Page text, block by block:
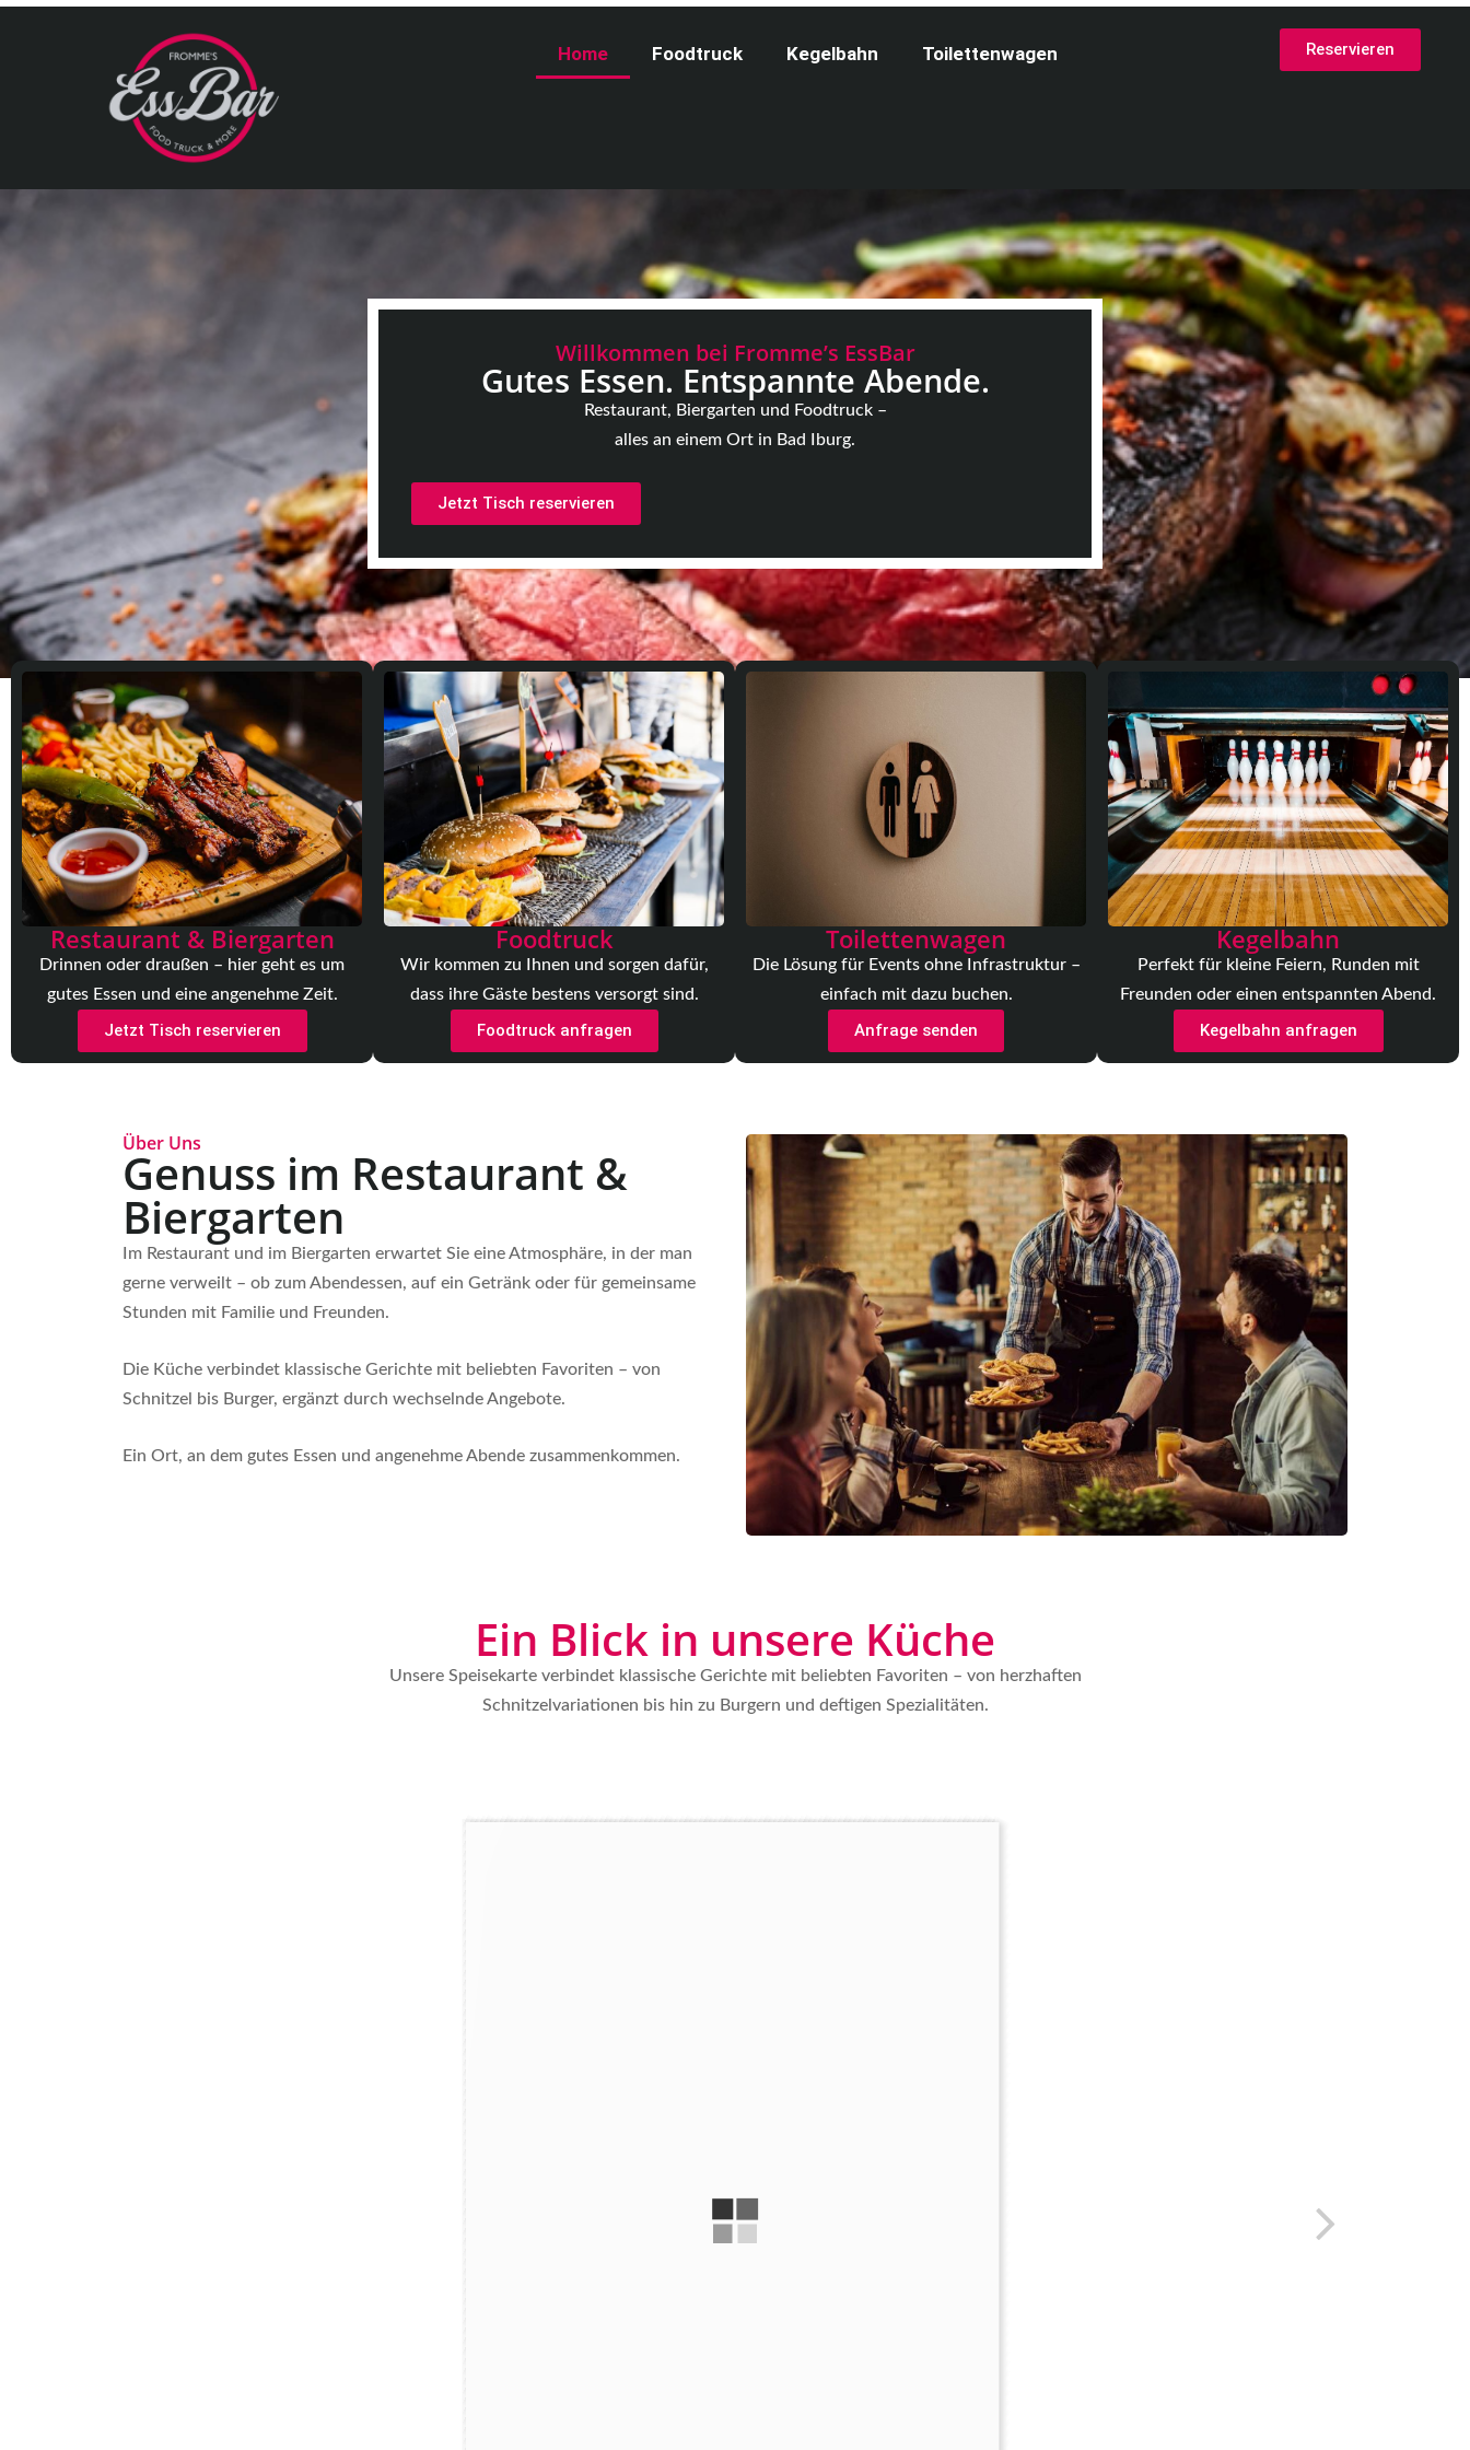
input.setAttribute('lang', 'de-DE'); input.setAttribute('step', '60'); }); });Home Foodtruck Kegelbahn Toilettenwagen Reservieren
Willkommen bei Fromme’s EssBar
Gutes Essen. Entspannte Abende.
Restaurant, Biergarten und Foodtruck –
alles an einem Ort in Bad Iburg.
Jetzt Tisch reservieren
Restaurant & Biergarten
Drinnen oder draußen – hier geht es um
gutes Essen und eine angenehme Zeit.
Jetzt Tisch reservieren
Foodtruck
Wir kommen zu Ihnen und sorgen dafür,
dass ihre Gäste bestens versorgt sind.
Foodtruck anfragen
Toilettenwagen
Die Lösung für Events ohne Infrastruktur –
einfach mit dazu buchen.
Anfrage senden
Kegelbahn
Perfekt für kleine Feiern, Runden mit
Freunden oder einen entspannten Abend.
Kegelbahn anfragen
Über Uns
Genuss im Restaurant &
Biergarten
Im Restaurant und im Biergarten erwartet Sie eine Atmosphäre, in der man
gerne verweilt – ob zum Abendessen, auf ein Getränk oder für gemeinsame
Stunden mit Familie und Freunden.
Die Küche verbindet klassische Gerichte mit beliebten Favoriten – von
Schnitzel bis Burger, ergänzt durch wechselnde Angebote.
Ein Ort, an dem gutes Essen und angenehme Abende zusammenkommen.
Ein Blick in unsere Küche
Unsere Speisekarte verbindet klassische Gerichte mit beliebten Favoriten – von herzhaften
Schnitzelvariationen bis hin zu Burgern und deftigen Spezialitäten.